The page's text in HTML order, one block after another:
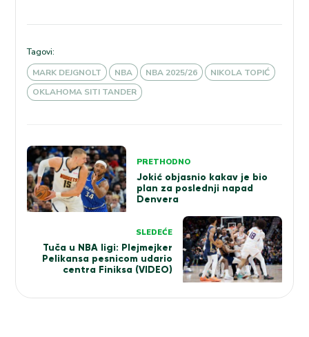
Tagovi:
MARK DEJGNOLT
NBA NBA 2025/26
NIKOLA TOPIĆ
OKLAHOMA SITI TANDER
Kretanje
članka
PRETHODNO
Jokić objasnio kakav je bio
plan za poslednji napad
Denvera
SLEDEĆE
Tuča u NBA ligi: Plejmejker
Pelikansa pesnicom udario
centra Finiksa (VIDEO)